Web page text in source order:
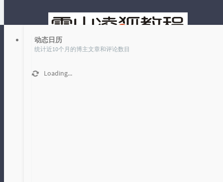
动态日历
统计近10个月的博主文章和评论数目
Loading...